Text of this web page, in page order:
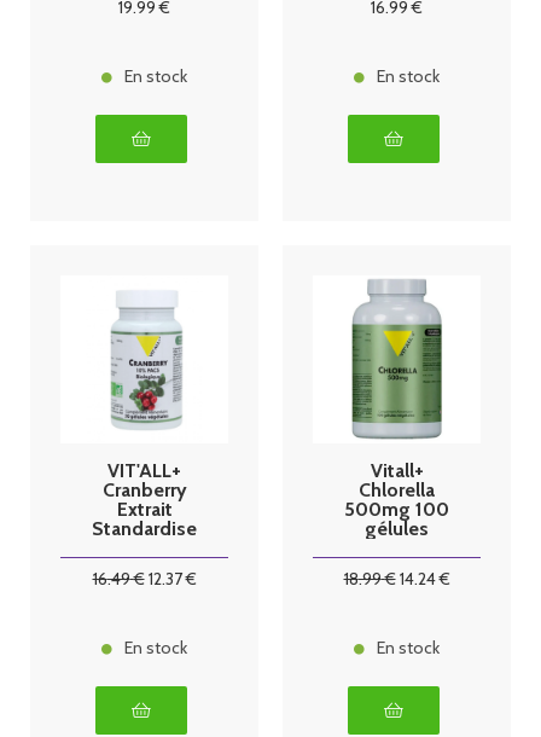
19.99 €
En stock
16.99 €
En stock
VIT'ALL+
Cranberry
Extrait
Standardise
16.49€12.37€
En stock
Vitall+
Chlorella
500mg 100
gélules
18.99€14.24€
En stock